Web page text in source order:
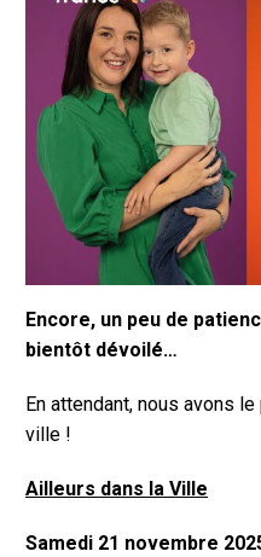
Encore, un peu de
bientôt dévoilé…
En attendant, nous avons
ville !
Ailleurs dans la Ville
Samedi 21 novembre